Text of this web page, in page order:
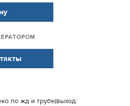
по жд и трубе(выход: